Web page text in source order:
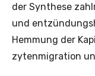
der Synthese
und
Hemmung der
zytenmigration